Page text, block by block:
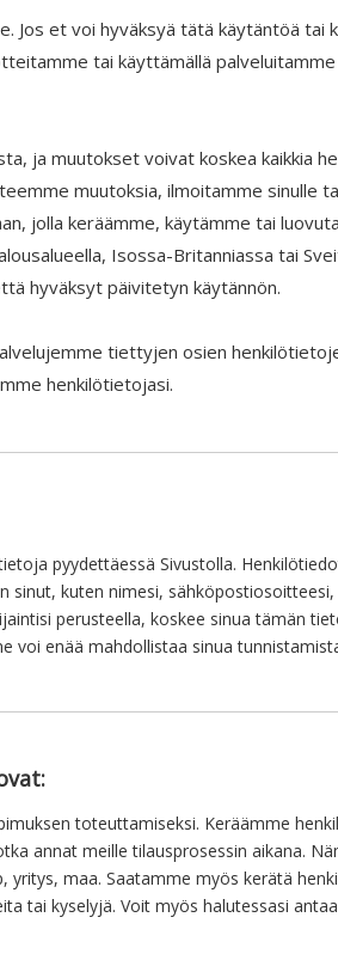
Jos et voi hyväksyä tätä käytäntöä
tai käyttämällä
ja muutokset voivat koskea kaikkia
muutoksia, ilmoitamme sinulle
jolla keräämme, käytämme tai
Isossa-Britanniassa tai
hyväksyt päivitetyn käytännön.
tiettyjen osien
henkilötietojasi.
pyydettäessä Sivustolla.
kuten nimesi,
perusteella, koskee sinua tämän
enää mahdollistaa sinua
toteuttamiseksi. Keräämme
annat meille tilausprosessin aikana.
maa. Saatamme myös kerätä
tai kyselyjä. Voit myös halutessasi